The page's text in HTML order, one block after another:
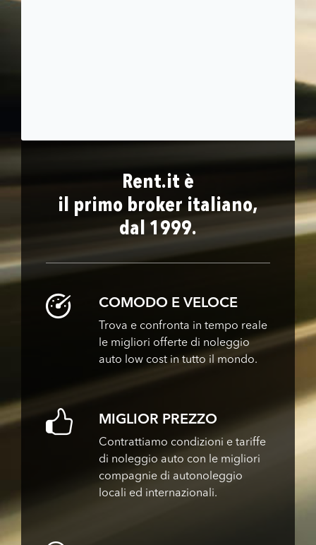
Rent.it è
il primo broker italiano,
dal 1999.
COMODO E VELOCE
Trova e confronta in tempo reale
le migliori offerte di noleggio
auto low cost in tutto il mondo.
MIGLIOR PREZZO
Contrattiamo condizioni e tariffe
di noleggio auto con le migliori
compagnie di autonoleggio
locali ed internazionali.